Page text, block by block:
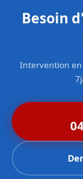
Besoin
Intervention en